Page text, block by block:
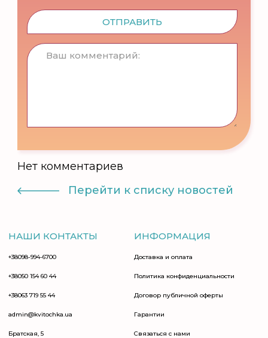
ОТПРАВИТЬ
Нет комментариев
Перейти к списку новостей
НАШИ КОНТАКТЫ
+38098-994-6700
+38050 154 60 44
+38063 719 55 44
admin@kvitochka.ua
Братская, 5
ИНФОРМАЦИЯ
Доставка и оплата
Политика конфиденциальности
Договор публичной оферты
Гарантии
Связаться с нами